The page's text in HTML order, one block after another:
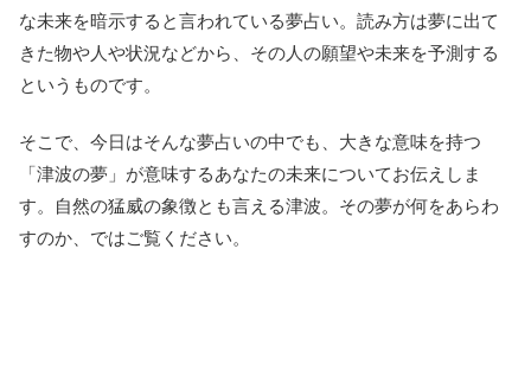
な未来を暗示すると言われている夢占い。読み方は夢に出て
きた物や人や状況などから、その人の願望や未来を予測する
というものです。
そこで、今日はそんな夢占いの中でも、大きな意味を持つ
「津波の夢」が意味するあなたの未来についてお伝えしま
す。自然の猛威の象徴とも言える津波。その夢が何をあらわ
すのか、ではご覧ください。